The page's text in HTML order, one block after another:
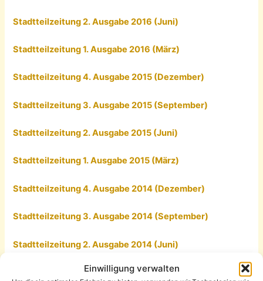
Einwilligung verwalten
Stadtteilzeitung 2. Ausgabe 2016 (Juni)
Stadtteilzeitung 1. Ausgabe 2016 (März)
Stadtteilzeitung 4. Ausgabe 2015 (Dezember)
Stadtteilzeitung 3. Ausgabe 2015 (September)
Stadtteilzeitung 2. Ausgabe 2015 (Juni)
Stadtteilzeitung 1. Ausgabe 2015 (März)
Stadtteilzeitung4. Ausgabe 2014 (Dezember)
Stadtteilzeitung 3. Ausgabe 2014 (September)
Stadtteilzeitung 2. Ausgabe 2014 (Juni)
Stadtteilzeitung 1. Ausgabe 2014 (März)